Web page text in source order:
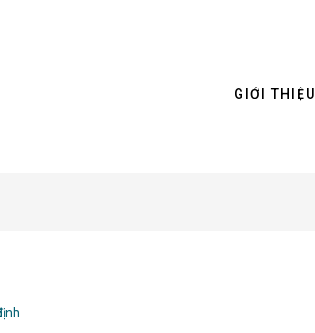
GIỚI THIỆU